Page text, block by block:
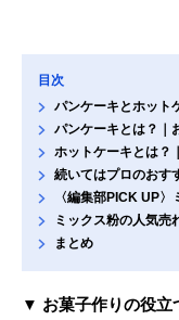
目次
パンケーキとホット
パンケーキとは？｜
ホットケーキとは？
続いてはプロのおす
〈編集部PICK UP
ミックス粉の人気売
まとめ
▼ お菓子作りの役立